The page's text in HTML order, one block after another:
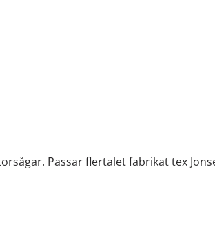
Passar flertalet fabrikat tex